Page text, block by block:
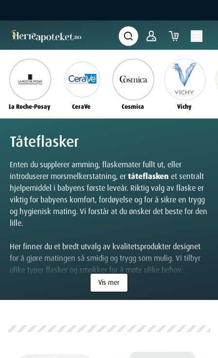
La Roche-Posay CeraVe Cosmica Vichy
Tåteflasker
Enten du supplerer amming, flaskemater fullt ut, eller
introduserer morsmelkerstatning, ertåteflasken et sentralt
hjelpemiddel i babyens første leveår. Riktig valg av flaske er
viktig for babyens komfort, fordøyelse og for å sikre en trygg
og hygienisk mating. Vi forstår at du ønsker det beste for den
lille.
Her finner du et bredt utvalg av kvalitetsprodukter designet
for å gjøre matingen så smidig og trygg som mulig. Vi tilbyr
ulike typer flasker og smokker for å møte ulike behov:
Flasker med innovative ventiler som
Materialer:Velg mellom flasker i slitesterkt glass, lett plast
Smokker med forskjellige hullstørrelser
Vis mer